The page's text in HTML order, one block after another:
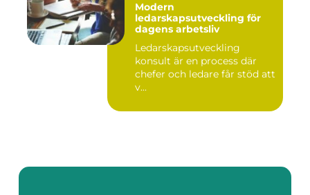
Modern
ledarskapsutveckling för
dagens arbetsliv
Ledarskapsutveckling
konsult är en process där
chefer och ledare får stöd att
v...